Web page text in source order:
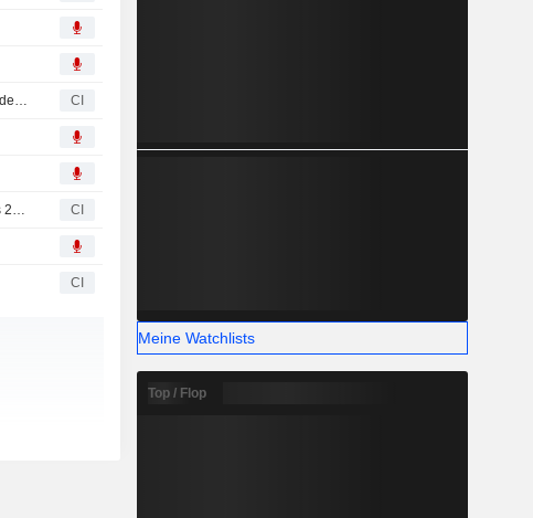
Gree, Inc. gibt Ergebnisprognose für das vierte Quartal und das Gesamtjahr des Geschäftsjahres 2021 ab CI
GREE, Inc. gibt Ergebnisprognose für das dritte Quartal des Geschäftsjahres 2021 ab CI
CI
Meine Watchlists
Top / Flop